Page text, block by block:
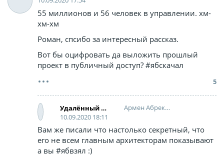
55 миллионов и 56 человек в управлении. хм-
хм-хм
Роман, спсибо за интересный рассказ.
Вот бы оцифровать да выложить прошлый
проект в публичный доступ? #ябскачал
5
Удалённый аккаунт
Армен Абрекович
10.09.2020 18:11
Вам же писали что настолько секретный, что
его не всем главным архитекторам показывают
а вы #ябвзял :)